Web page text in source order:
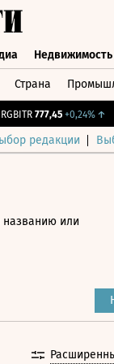
Недвижимость
Страна
777,45 +0,24%↑
редакции
названию или